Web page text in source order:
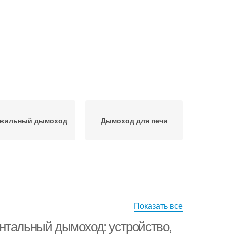
дымоход Дымоход для печи
Показать все
дымоход: устройство,